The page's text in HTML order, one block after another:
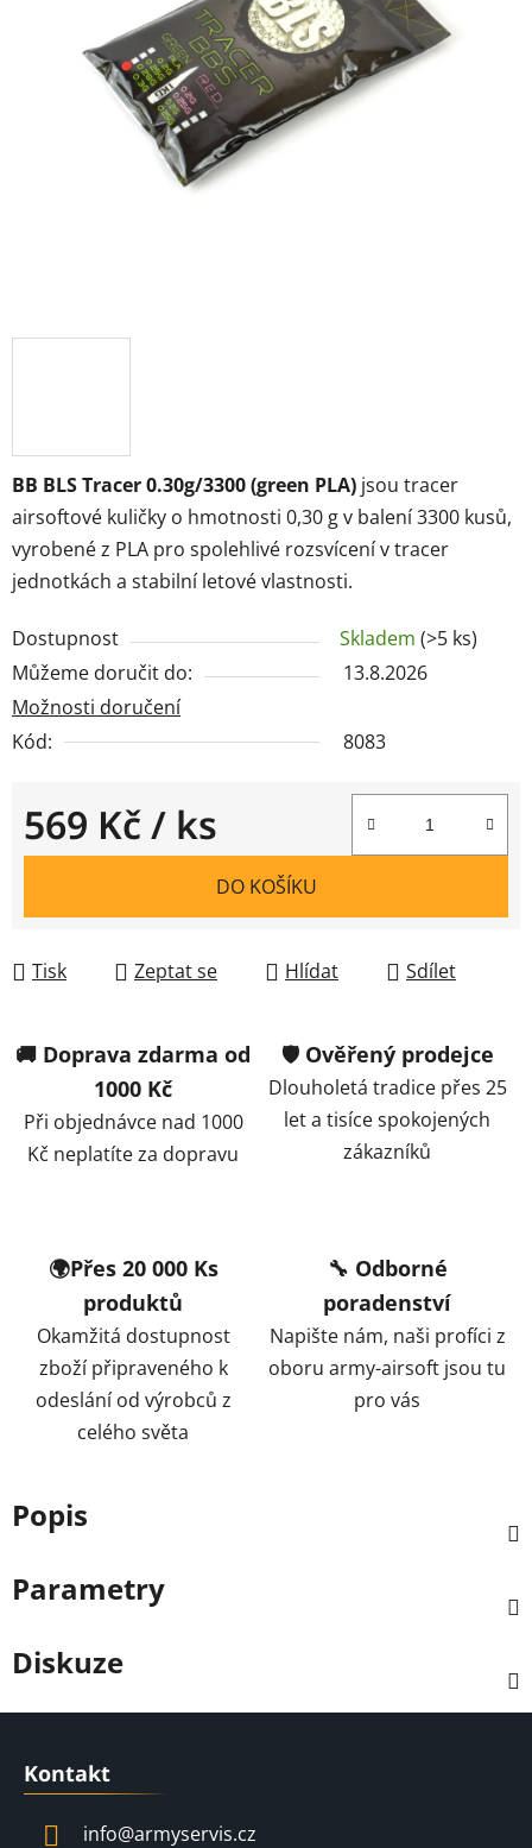
BB BLS Tracer 0.30g/3300 (green PLA) jsou tracer
airsoftové kuličky o hmotnosti 0,30 g v balení 3300 kusů,
vyrobené z PLA pro spolehlivé rozsvícení v tracer
jednotkách a stabilní letové vlastnosti.
Dostupnost Skladem (>5 ks)
Můžeme doručit do:
13.8.2026
Možnosti doručení
Kód:
8083
569 Kč/ ks
Měrná cena:
DO KOŠÍKU
Tisk Zeptat se Hlídat Sdílet
🚚 Doprava zdarma od
1000 Kč
Při objednávce nad 1000
Kč neplatíte za dopravu
🛡️ Ověřený prodejce
Dlouholetá tradice přes 25
let a tisíce spokojených
zákazníků
🌍Přes 20 000 Ks
produktů
Okamžitá dostupnost
zboží připraveného k
odeslání od výrobců z
celého světa
🔧 Odborné
poradenství
Napište nám, naši profíci z
oboru army-airsoft jsou tu
pro vás
Popis
Parametry
Diskuze
Kontakt
info@armyservis.cz